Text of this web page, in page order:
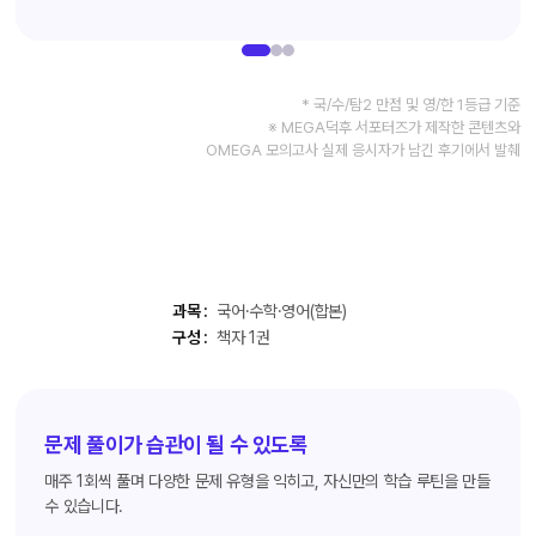
* 국/수/탐2 만점 및 영/한 1등급 기준
※ MEGA덕후 서포터즈가 제작한 콘텐츠와
OMEGA 모의고사 실제 응시자가 남긴 후기에서 발췌
과목 : 국어·수학·영어(합본)
구성 : 책자 1권
문제 풀이가 습관이 될 수 있도록
매주 1회씩 풀며 다양한 문제 유형을 익히고, 자신만의 학습 루틴을 만들
수 있습니다.